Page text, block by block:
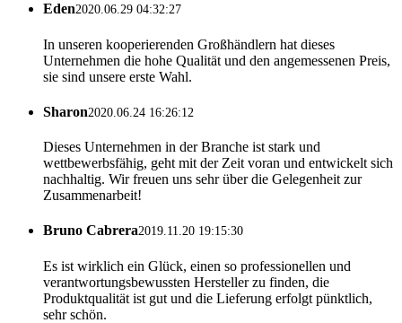
Eden2020.06.29 04:32:27
In unseren kooperierenden Großhändlern hat dieses
Unternehmen die hohe Qualität und den angemessenen Preis,
sie sind unsere erste Wahl.
Sharon2020.06.24 16:26:12
Dieses Unternehmen in der Branche ist stark und
wettbewerbsfähig, geht mit der Zeit voran und entwickelt sich
nachhaltig. Wir freuen uns sehr über die Gelegenheit zur
Zusammenarbeit!
Bruno Cabrera2019.11.20 19:15:30
Es ist wirklich ein Glück, einen so professionellen und
verantwortungsbewussten Hersteller zu finden, die
Produktqualität ist gut und die Lieferung erfolgt pünktlich,
sehr schön.